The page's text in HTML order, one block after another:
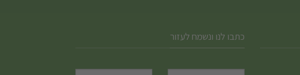
כתבו לנו ונשמח לעזור